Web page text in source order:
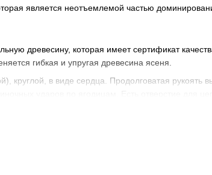
является неотъемлемой частью
древесину, которая имеет сертификат
гибкая и упругая древесина ясеня.
круглой, в виде сердца. Продолговатая